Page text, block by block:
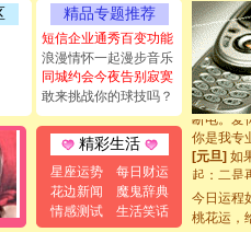
精品专题推荐
短信企业通秀百变功能
浪漫情怀一起漫步音乐
同城约会今夜告别寂寞
敢来挑战你的球技吗？
精彩生活
星座运势
每日财运
花边新闻
魔鬼辞典
情感测试
生活笑话
能正大光
都要快乐
[圣诞节]
如意,快
[元旦]看
断电。爱
你是我专
[元旦]如
起；二是
[元旦]当
泣，这痛
今日运程
桃花运，